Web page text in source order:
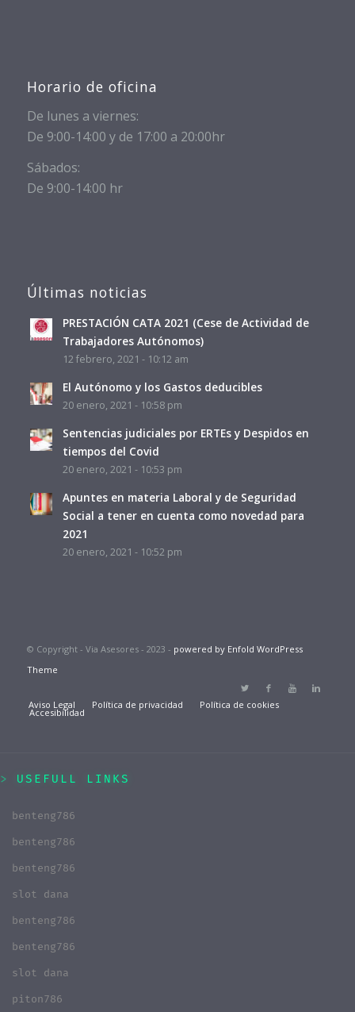
Horario de oficina
De lunes a viernes:
De 9:00-14:00 y de 17:00 a 20:00hr
Sábados:
De 9:00-14:00 hr
Últimas noticias
PRESTACIÓN CATA 2021 (Cese de Actividad de
Trabajadores Autónomos)
12 febrero, 2021 - 10:12 am
El Autónomo y los Gastos deducibles
20 enero, 2021 - 10:58 pm
Sentencias judiciales por ERTEs y Despidos en
tiempos del Covid
20 enero, 2021 - 10:53 pm
Apuntes en materia Laboral y de Seguridad
Social a tener en cuenta como novedad para
2021
20 enero, 2021 - 10:52 pm
© Copyright - Via Asesores - 2023 - powered by Enfold WordPress
Theme
Aviso Legal Política de privacidad Política de cookies
Accesibilidad
USEFULL LINKS
benteng786
benteng786
benteng786
slot dana
benteng786
benteng786
slot dana
piton786